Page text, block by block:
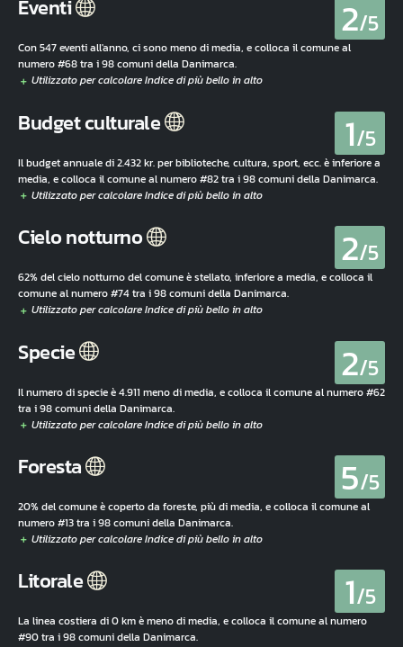
Eventi 2/5
Con 547 eventi all'anno, ci sono meno di media, e colloca il comune al
numero #68 tra i 98 comuni della Danimarca.
Budget culturale 1/5
Il budget annuale di 2.432 kr. per biblioteche, cultura, sport, ecc. è inferiore a
media, e colloca il comune al numero #82 tra i 98 comuni della Danimarca.
Cielo notturno 2/5
62% del cielo notturno del comune è stellato, inferiore a media, e colloca il
comune al numero #74 tra i 98 comuni della Danimarca.
Specie 2/5
Il numero di specie è 4.911 meno di media, e colloca il comune al numero #62
tra i 98 comuni della Danimarca.
Foresta 5/5
20% del comune è coperto da foreste, più di media, e colloca il comune al
numero #13 tra i 98 comuni della Danimarca.
Litorale 1/5
La linea costiera di 0 km è meno di media, e colloca il comune al numero
#90 tra i 98 comuni della Danimarca.